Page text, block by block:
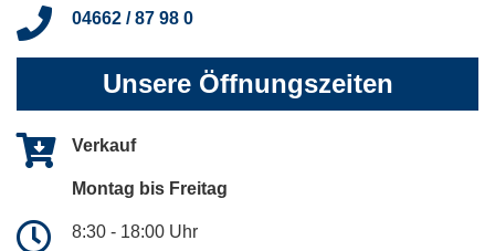
04662 / 87 98 0
Unsere Öffnungszeiten
Verkauf
Montag bis Freitag
8:30 - 18:00 Uhr